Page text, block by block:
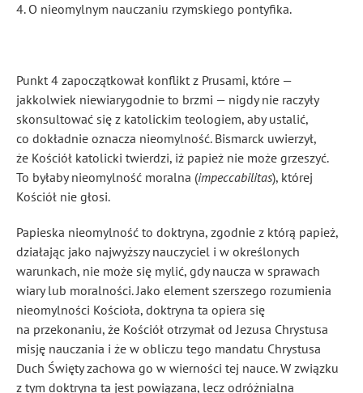
4. O nieomylnym nauczaniu rzymskiego pontyfika.
Punkt 4 zapoczątkował konflikt z Prusami, które —
jakkolwiek niewiarygodnie to brzmi — nigdy nie raczyły
skonsultować się z katolickim teologiem, aby ustalić,
co dokładnie oznacza nieomylność. Bismarck uwierzył,
że Kościół katolicki twierdzi, iż papież nie może grzeszyć.
To byłaby nieomylność moralna (impeccabilitas), której
Kościół nie głosi.
Papieska nieomylność to doktryna, zgodnie z którą papież,
działając jako najwyższy nauczyciel i w określonych
warunkach, nie może się mylić, gdy naucza w sprawach
wiary lub moralności. Jako element szerszego rozumienia
nieomylności Kościoła, doktryna ta opiera się
na przekonaniu, że Kościół otrzymał od Jezusa Chrystusa
misję nauczania i że w obliczu tego mandatu Chrystusa
Duch Święty zachowa go w wierności tej nauce. W związku
z tym doktryna ta jest powiązana, lecz odróżnialna